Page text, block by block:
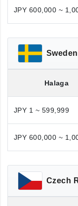
JPY 600,000 ~
Sweden
Halaga
JPY 1 ~ 599,999
JPY 600,000 ~
Czech